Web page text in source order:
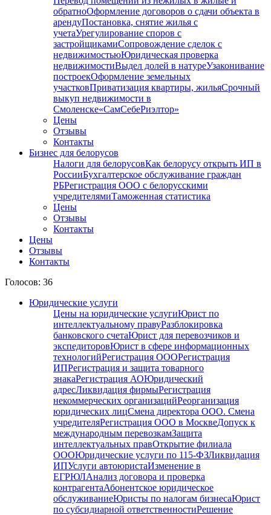
обратноОформление договоров о сдачи объекта в
арендуПостановка, снятие жилья с
учетаУрегулирование споров с
застройщикамиСопровождение сделок с
недвижимостьюЮридическая проверка
недвижимостиВыдел долей в натуреУзаконивание
построекОформление земельных
участковПриватизация квартиры, жильяСрочный
выкуп недвижимости в
Cмоленске«СамСебеРиэлтор»
Цены
Отзывы
Контакты
Бизнес для белорусов
Налоги для белорусовКак белорусу открыть ИП в
РоссииБухгалтерское обслуживание граждан
РБРегистрация ООО с белорусскими
учредителямиТаможенная статистика
Цены
Отзывы
Контакты
Цены
Отзывы
Контакты
Голосов: 36
Юридические услуги
Цены на юридические услугиЮрист по
интеллектуальному правуРазблокировка
банковского счетаЮрист для перевозчиков и
экспедиторовЮрист в сфере информационных
технологийРегистрация ОООРегистрация
ИПРегистрация и защита товарного
знакаРегистрация АОЮридический
адресЛиквидация фирмыРегистрация
некоммерческих организацийРеорганизация
юридических лицСмена директора ООО. Смена
учредителяРегистрация ООО в МосквеДопуск к
международным перевозкамЗащита
интеллектуальных правОткрытие филиала
ОООЮридические услуги по 115-ФЗЛиквидация
ИПУслуги автоюристаИзменение в
ЕГРЮЛАнализ договора и проверка
контрагентаАбонентское юридическое
обслуживаниеЮристы по налогам бизнесаЮрист
по субсидиарной ответственностиРешение